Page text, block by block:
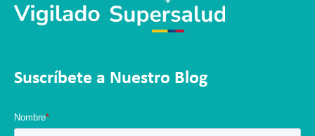
Suscríbete a Nuestro Blog
Nombre*